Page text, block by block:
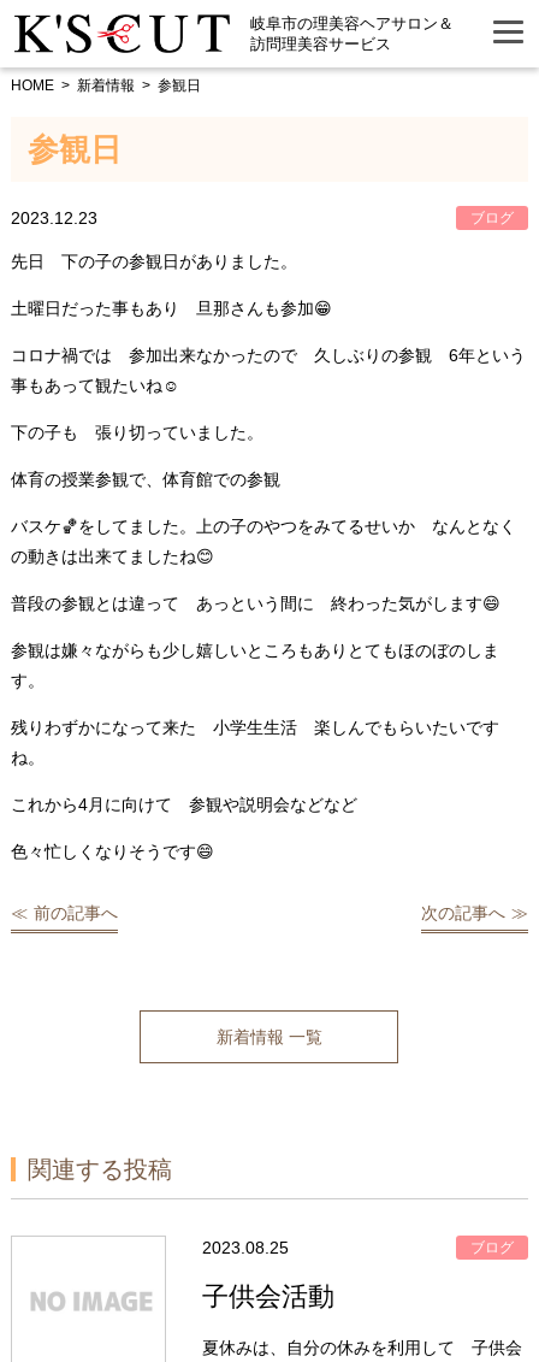
岐阜市の理美容ヘアサロン＆
訪問理美容サービス
HOME 新着情報 参観日
参観日
2023.12.23 ブログ
先日 下の子の参観日がありました。
土曜日だった事もあり 旦那さんも参加😁
コロナ禍では 参加出来なかったので 久しぶりの参観 6年という
事もあって観たいね☺️
下の子も 張り切っていました。
体育の授業参観で、体育館での参観
バスケ🏀をしてました。上の子のやつをみてるせいか なんとなく
の動きは出来てましたね😊
普段の参観とは違って あっという間に 終わった気がします😄
参観は嫌々ながらも少し嬉しいところもありとてもほのぼのしま
す。
残りわずかになって来た 小学生生活 楽しんでもらいたいです
ね。
これから4月に向けて 参観や説明会などなど
色々忙しくなりそうです😄
前の記事へ 次の記事へ
新着情報 一覧
関連する投稿
2023.08.25 ブログ
子供会活動
夏休みは、自分の休みを利用して 子供会